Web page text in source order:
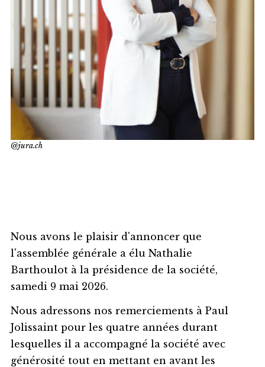
@jura.ch
Nous avons le plaisir d'annoncer que
l'assemblée générale a élu Nathalie
Barthoulot à la présidence de la société,
samedi 9 mai 2026.
Nous adressons nos remerciements à Paul
Jolissaint pour les quatre années durant
lesquelles il a accompagné la société avec
générosité tout en mettant en avant les